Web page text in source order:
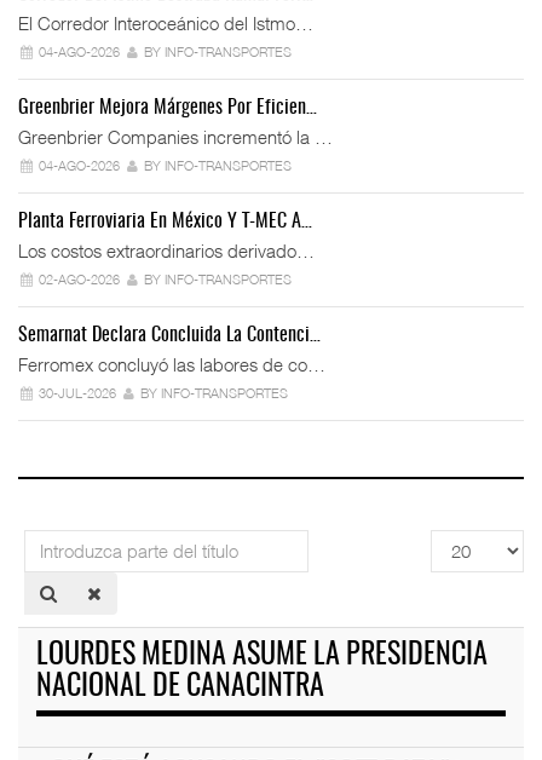
El Corredor Interoceánico del Istmo…
04-AGO-2026 BY INFO-TRANSPORTES
Greenbrier Mejora Márgenes Por Eficien…
Greenbrier Companies incrementó la …
04-AGO-2026 BY INFO-TRANSPORTES
Planta Ferroviaria En México Y T-MEC A…
Los costos extraordinarios derivado…
02-AGO-2026 BY INFO-TRANSPORTES
Semarnat Declara Concluida La Contenci…
Ferromex concluyó las labores de co…
30-JUL-2026 BY INFO-TRANSPORTES
Introduzca
parte
del
Cantidad
a
LOURDES MEDINA ASUME LA PRESIDENCIA
NACIONAL DE CANACINTRA